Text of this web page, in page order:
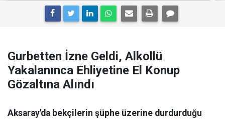
Gurbetten İzne Geldi, Alkollü
Yakalanınca Ehliyetine El Konup
Gözaltına Alındı
Aksaray'da bekçilerin şüphe üzerine durdurduğu